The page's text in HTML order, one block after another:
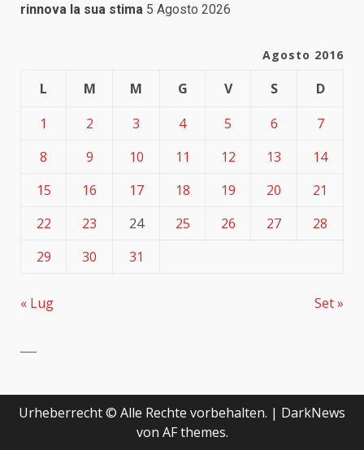
rinnova la sua stima 5 Agosto 2026
Agosto 2016
L M M G V S
D
1
2 3 4 5 6
7
8
9 10 11 12 13
14
15
16 17 18 19 20
21
22
23 24 25 26 27
28
29
30 31
« Lug Set »
Urheberrecht © Alle Rechte vorbehalten. | DarkNews
von AF themes.